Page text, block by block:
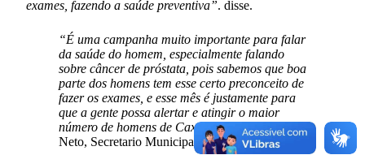
exames, fazendo a saúde preventiva”. disse.
“É uma campanha muito importante para falar
da saúde do homem, especialmente falando
sobre câncer de próstata, pois sabemos que boa
parte dos homens tem esse certo preconceito de
fazer os exames, e esse mês é justamente para
que a gente possa alertar e atingir o maior
número de homens de Caxias”,frisa Zé Gentil
Neto, Secretario Municipal de Infraestrutura.